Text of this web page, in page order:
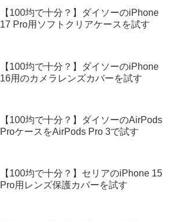
【100均で十分？】ダイソーのiPhone
17 Pro用ソフトクリアケースを試す
【100均で十分？】ダイソーのiPhone
16用のカメラレンズカバーを試す
【100均で十分？】ダイソーのAirPods
ProケースをAirPods Pro 3で試す
【100均で十分？】セリアのiPhone 15
Pro用レンズ保護カバーを試す